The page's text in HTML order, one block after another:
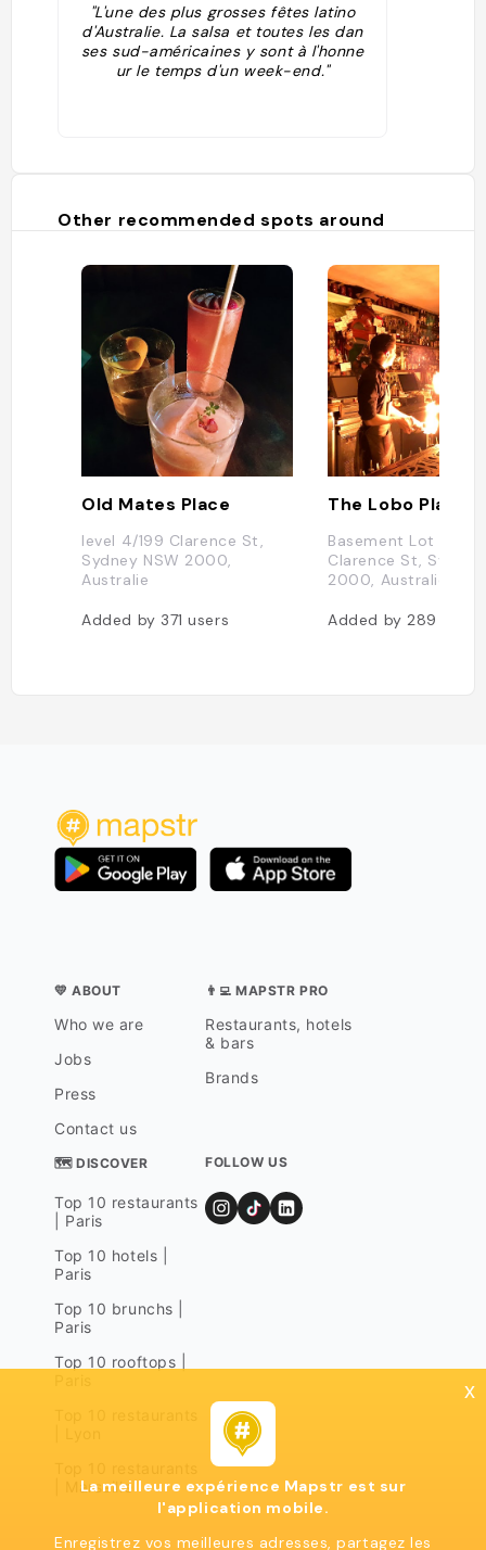
"L'une des plus grosses fêtes latino
d'Australie. La salsa et toutes les dan
ses sud-américaines y sont à l'honne
ur le temps d'un week-end."
Other recommended spots around
Old Mates Place
level 4/199 Clarence St,
Sydney NSW 2000,
Australie
Added by 371users
The Lobo
Basement Lot 1, 209
Clarence St, Sydney
2000, Australie
Added by289
💛 ABOUT
Who we are
Jobs
Press
Contact us
👨‍💻 MAPSTR PRO
Restaurants, hotels
& bars
Brands
🗺 DISCOVER
Top 10 restaurants
| Paris
Top 10 hotels |
Paris
Top 10 brunchs |
Paris
Top 10 rooftops |
| Marseille
FOLLOW US
x
La meilleure expérience Mapstr est sur
l'application mobile.
Enregistrez vos meilleures adresses, partagez les